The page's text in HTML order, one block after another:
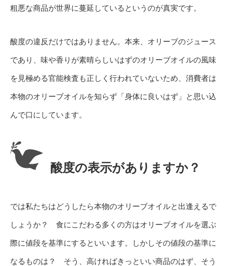
粗悪な商品が世界に蔓延しているというのが真実です。
酸度の違反だけではありません。本来、オリーブのジュース
であり、味や香りが素晴らしいはずのオリーブオイルの風味
を見極める官能検査も正しく行われていないため、消費者は
本物のオリーブオイルを知らず「身体に良いはず」と思い込
んで口にしています。
酸度の表示がありますか？
では私たちはどうしたら本物のオリーブオイルと出逢えるで
しょうか？ 食にこだわる多くの方はオリーブオイルを選ぶ
際に値段を基準にするといいます。しかしその値段の基準に
なるものは？ そう、高ければきっといい商品のはず、そう